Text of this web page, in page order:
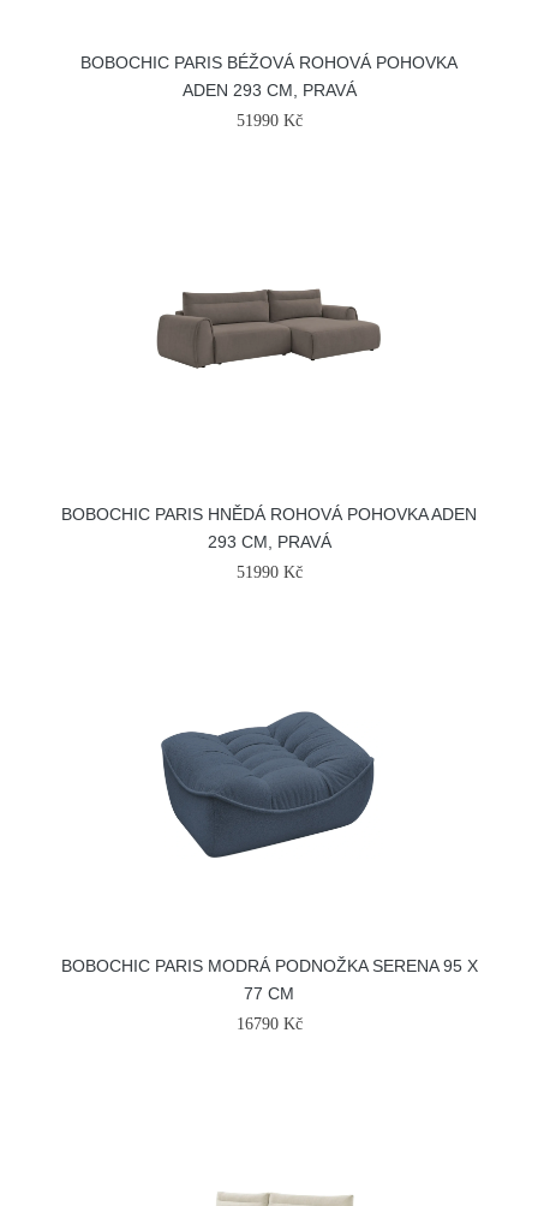
BOBOCHIC PARIS BÉŽOVÁ ROHOVÁ POHOVKA
ADEN 293 CM, PRAVÁ
51990 Kč
BOBOCHIC PARIS HNĚDÁ ROHOVÁ POHOVKA ADEN
293 CM, PRAVÁ
51990 Kč
BOBOCHIC PARIS MODRÁ PODNOŽKA SERENA 95 X
77 CM
16790 Kč